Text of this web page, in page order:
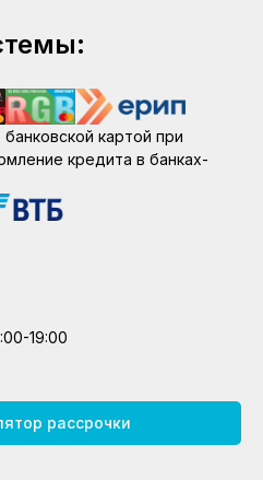
картой при
кредита в банках-
19:00
рассрочки